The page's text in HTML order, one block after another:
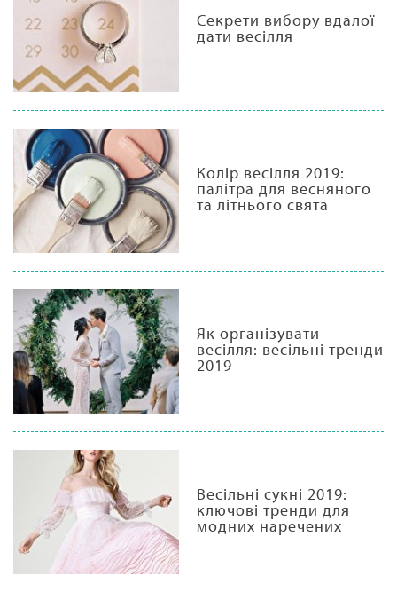
Секрети вибору вдалої
дати весілля
Колір весілля 2019:
палітра для весняного
та літнього свята
Як організувати
весілля: весільні тренди
2019
Весільні сукні 2019:
ключові тренди для
модних наречених